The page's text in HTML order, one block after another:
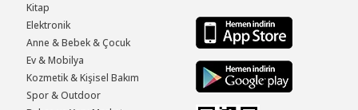
Kitap
Elektronik
Anne & Bebek & Çocuk
Ev & Mobilya
Kozmetik & Kişisel Bakım
Spor & Outdoor